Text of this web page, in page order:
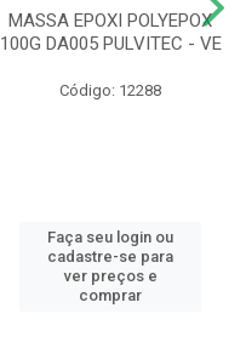
MASSA EPOXI POLYEPOX
100G DA005 PULVITEC - VE
Código: 12288
Faça seu login ou
cadastre-se para
ver preços e
comprar